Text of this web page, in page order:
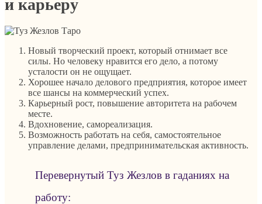
и карьеру
Новый творческий проект, который отнимает все
силы. Но человеку нравится его дело, а потому
усталости он не ощущает.
Хорошее начало делового предприятия, которое имеет
все шансы на коммерческий успех.
Карьерный рост, повышение авторитета на рабочем
месте.
Вдохновение, самореализация.
Возможность работать на себя, самостоятельное
управление делами, предпринимательская активность.
Перевернутый Туз Жезлов в гаданиях на
работу: